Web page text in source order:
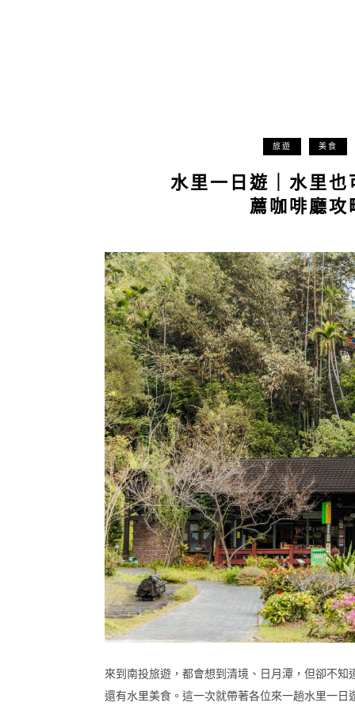
旅遊 美食
水里一日遊｜水里
薦咖啡廳攻
來到南投旅遊，都會想到清境、日月潭，但卻不
還有水里美食。這一次就帶著各位來一趟水里一